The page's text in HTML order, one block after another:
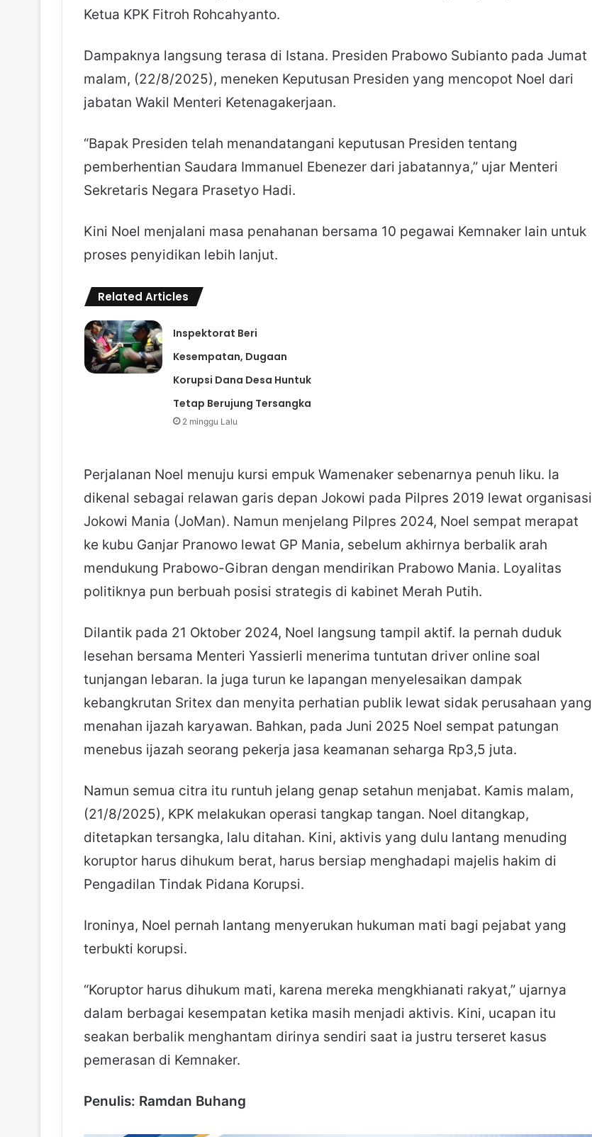
Ketua KPK Fitroh Rohcahyanto.
Dampaknya langsung terasa di Istana. Presiden Prabowo Subianto pada Jumat
malam, (22/8/2025), meneken Keputusan Presiden yang mencopot Noel dari
jabatan Wakil Menteri Ketenagakerjaan.
“Bapak Presiden telah menandatangani keputusan Presiden tentang
pemberhentian Saudara Immanuel Ebenezer dari jabatannya,” ujar Menteri
Sekretaris Negara Prasetyo Hadi.
Kini Noel menjalani masa penahanan bersama 10 pegawai Kemnaker lain untuk
proses penyidikan lebih lanjut.
Related Articles
Inspektorat Beri
Kesempatan, Dugaan
Korupsi Dana Desa Huntuk
Tetap Berujung Tersangka
2 minggu Lalu
Perjalanan Noel menuju kursi empuk Wamenaker sebenarnya penuh liku. Ia
dikenal sebagai relawan garis depan Jokowi pada Pilpres 2019 lewat organisasi
Jokowi Mania (JoMan). Namun menjelang Pilpres 2024, Noel sempat merapat
ke kubu Ganjar Pranowo lewat GP Mania, sebelum akhirnya berbalik arah
mendukung Prabowo-Gibran dengan mendirikan Prabowo Mania. Loyalitas
politiknya pun berbuah posisi strategis di kabinet Merah Putih.
Dilantik pada 21 Oktober 2024, Noel langsung tampil aktif. Ia pernah duduk
lesehan bersama Menteri Yassierli menerima tuntutan driver online soal
tunjangan lebaran. Ia juga turun ke lapangan menyelesaikan dampak
kebangkrutan Sritex dan menyita perhatian publik lewat sidak perusahaan yang
menahan ijazah karyawan. Bahkan, pada Juni 2025 Noel sempat patungan
menebus ijazah seorang pekerja jasa keamanan seharga Rp3,5 juta.
Namun semua citra itu runtuh jelang genap setahun menjabat. Kamis malam,
(21/8/2025), KPK melakukan operasi tangkap tangan. Noel ditangkap,
ditetapkan tersangka, lalu ditahan. Kini, aktivis yang dulu lantang menuding
koruptor harus dihukum berat, harus bersiap menghadapi majelis hakim di
Pengadilan Tindak Pidana Korupsi.
Ironinya, Noel pernah lantang menyerukan hukuman mati bagi pejabat yang
terbukti korupsi.
“Koruptor harus dihukum mati, karena mereka mengkhianati rakyat,” ujarnya
dalam berbagai kesempatan ketika masih menjadi aktivis. Kini, ucapan itu
seakan berbalik menghantam dirinya sendiri saat ia justru terseret kasus
pemerasan di Kemnaker.
Penulis: Ramdan Buhang